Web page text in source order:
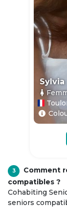
Sylvia
3
Comment
compatibles ?
Cohabiting
seniors